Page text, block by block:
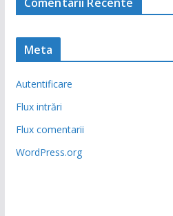
Meta
Autentificare
Flux intrări
Flux comentarii
WordPress.org